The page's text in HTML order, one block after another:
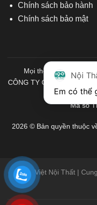
Chính sách bảo hành
Chính sách bảo mật
Mọi thông tin quý
CÔNG TY CỔ PHẦN ĐẦU
Mã số
2026 © Bản quyền thuộc
Việt Nội Thất |
Nội